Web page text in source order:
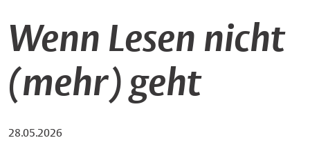
Wenn Lesen nicht
(mehr) geht
28.05.2026